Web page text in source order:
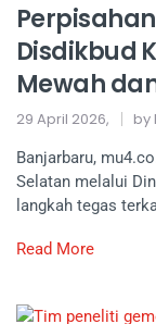
Disdikbud
Mewah
29 April 2026, by
Banjarbaru,
Selatan melalui
langkah tegas
Read More